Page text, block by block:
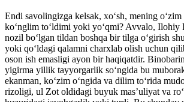
Endi savolingizga kelsak, xo‘sh, mening
ko‘nglim to‘ldimi yoki yo‘qmi? Avvalo, Ilohiy
nozil bo‘lgan tildan boshqa bir tilga o‘girish
yoki qo‘ldagi qalamni charxlab olish uchun
oson ish emasligi ayon bir haqiqatdir.
yigirma yillik tayyorgarlik so‘ngida bu
ekanman, ko‘zim o‘ngida va dilim to‘rida
rizoligi, ul Zot oldidagi buyuk mas’uliyat va